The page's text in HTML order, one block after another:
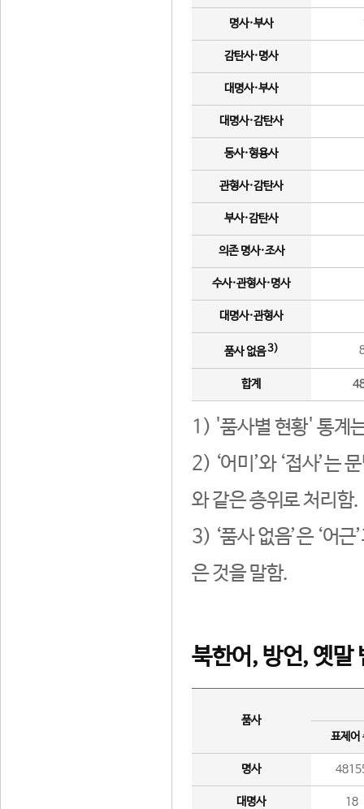
명사·부사
감탄사·명사
대명사·부사
대명사·감탄사
동사·형용사
관형사·감탄사
부사·감탄사
의존 명사·조사
수사·관형사·명사
대명사·관형사
품사 없음3)
합계
1) '품사별 현황' 통계
2) ‘어미’와 ‘접사’는
와 같은 층위로 처리함.
3) ‘품사 없음’은 ‘어
은 것을 말함.
북한어, 방언, 옛말
품사
표제어
명사
대명사 18